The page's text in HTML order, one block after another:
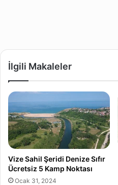
İlgili Makaleler
Vize Sahil Şeridi Denize Sıfır
Ücretsiz 5 Kamp Noktası
Ocak 31, 2024